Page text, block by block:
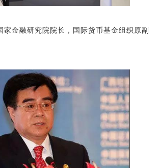
金融研究院院长，国际货币基金组织原副